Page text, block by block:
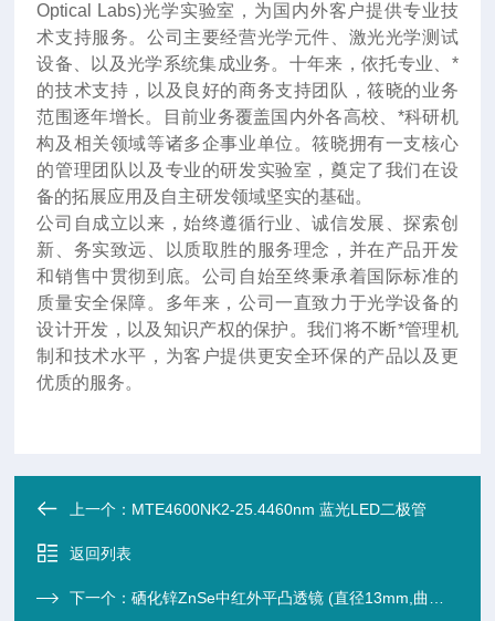
Optical Labs)光学实验室，为国内外客户提供专业技
术支持服务。公司主要经营光学元件、激光光学测试
设备、以及光学系统集成业务。十年来 ，依托专业、*
的技术支持，以及良好的商务支持团队，筱晓的业务
范围逐年增长。目前业务覆盖国内外各高校、*科研机
构及相关领域等诸多企事业单位。筱晓拥有一支核心
的管理团队以及专业的研发实验室，奠定了我们在设
备的拓展应用及自主研发领域坚实的基础。
公司自成立以来，始终遵循行业、诚信发展、探索创
新、务实致远、以质取胜的服务理念，并在产品开发
和销售中贯彻到底。公司自始至终秉承着国际标准的
质量安全保障。多年来，公司一直致力于光学设备的
设计开发，以及知识产权的保护。我们将不断*管理机
制和技术水平，为客户提供更安全环保的产品以及更
优质的服务。
上一个： MTE4600NK2-25.4460nm 蓝光LED二极管
返回列表
下一个：硒化锌ZnSe中红外平凸透镜 (直径13mm,曲率400,焦距280mm)